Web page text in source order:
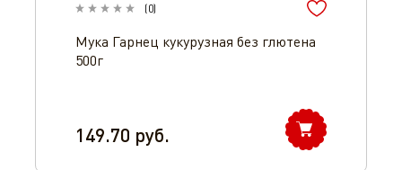
(0)
Мука Гарнец кукурузная без глютена
500г
149.70 руб.